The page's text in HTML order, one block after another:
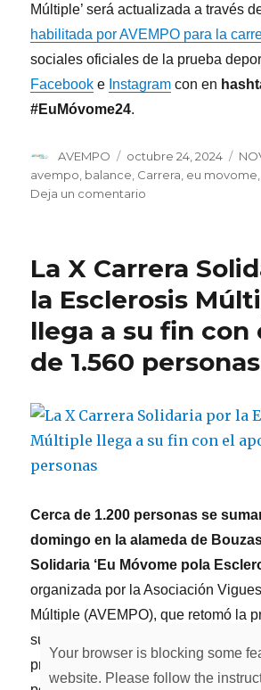
Múltiple’ será actualizada a través
habilitada por AVEMPO para la
sociales oficiales de la prueba
Facebook e Instagram con en
#EuMóvome24.
Autor
AVEMPO
Publicado
el
octubre 24, 2024
avempo balance Carrera eu movome
Deja un comentario
personas
formarán
el
pelotón
de
la
XII
Solidaria
por
La X Carrera
la Esclerosis
llega a su fin con
de 1.560 personas
Cerca de 1.200 personas se
domingo en la alameda de
Solidaria ‘Eu Móvome pola
organizada por la Asociación
Múltiple (AVEMPO), que retomó la
su décimo aniversario tras dos
prueba contó en su modalidad
Your browser is blocking some
website. Please follow the